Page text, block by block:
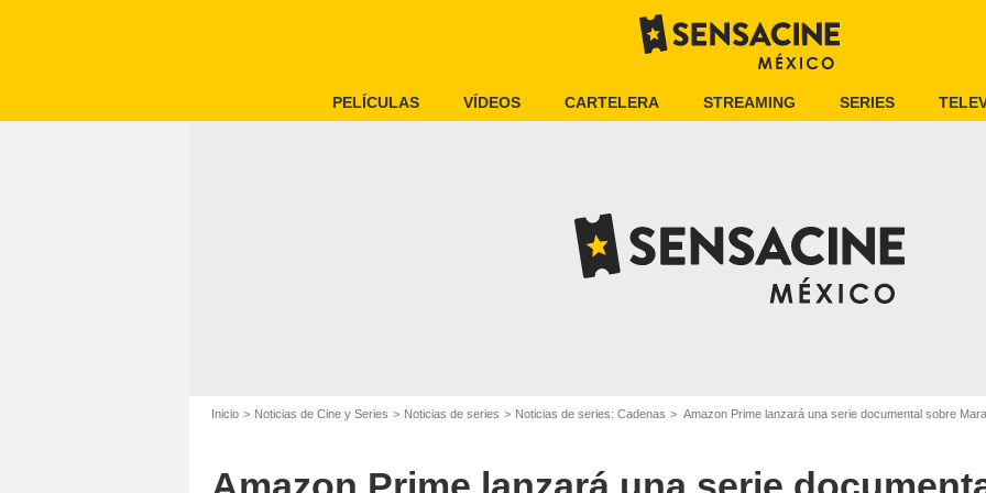
PELÍCULAS VÍDEOS CARTELERA STREAMING SERIES
Inicio Noticias de Cine y Series Noticias de series Noticias de series: Cadenas Amazon Prime lanzará una serie documental sobre